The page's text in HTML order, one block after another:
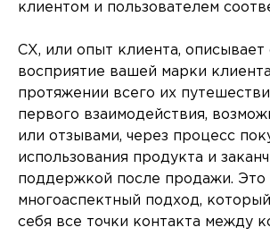
клиентом и пользователем
CX, или опыт клиента,
восприятие вашей марки
протяжении всего их
первого взаимодействия,
или отзывами, через процесс
использования продукта и
поддержкой после продажи. Это
многоаспектный подход,
себя все точки контакта между